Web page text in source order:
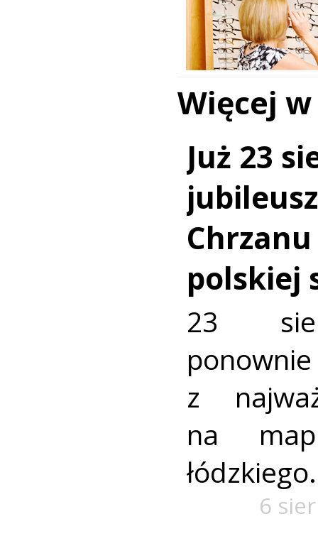
Więcej
Już 23
polskiej
23
z
na
łódzkiego.
6